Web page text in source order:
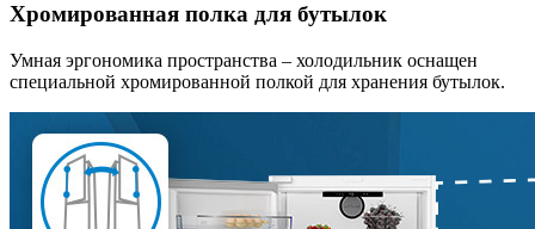
Хромированная полка для бутылок
Умная эргономика пространства – холодильник оснащен
специальной хромированной полкой для хранения бутылок.